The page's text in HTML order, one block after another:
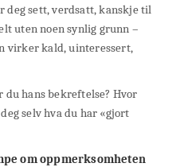
deg sett, verdsatt, kanskje til
uten noen synlig grunn –
virker kald, uinteressert,
hans bekreftelse? Hvor
selv hva du har «gjort
om oppmerksomheten